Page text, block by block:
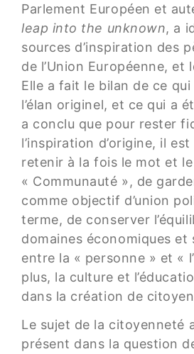
Parlement Européen et
leap into the unknown, a
sources d’inspiration des
de l’Union Européenne, et
Elle a fait le bilan de ce
l’élan originel, et ce qui a
a conclu que pour rester
l’inspiration d’origine, il
retenir à la fois le mot et
« Communauté », de
comme objectif d’union
terme, de conserver
domaines économiques et
entre la « personne » et «
plus, la culture et
dans la création de
Le sujet de la citoyenneté
présent dans la question